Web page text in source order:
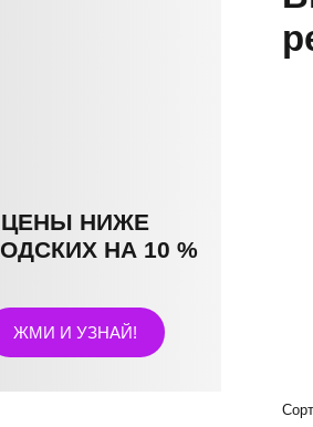
ЦЕНЫ НИЖЕ
НА 10 %
ЖМИ И УЗНАЙ!